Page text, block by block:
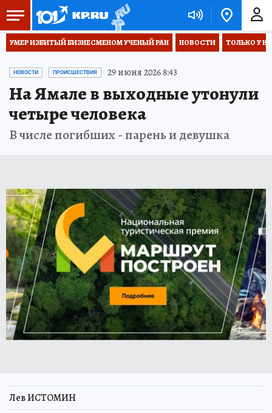
УМЕР ИЗБИТЫЙ БИЗНЕСМЕНОМ УЧЕНЫЙ РАН НОВОСТИ ТОЛЬКО У
НОВОСТИ ПРОИСШЕСТВИЯ 29 июня 2026 8:43
На Ямале в выходные утонули
четыре человека
В числе погибших - парень и девушка
Лев ИСТОМИН